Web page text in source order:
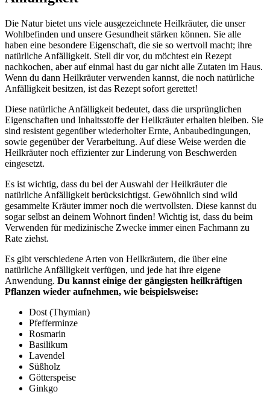
Die Natur bietet uns viele ausgezeichnete Heilkräuter, die unser
Wohlbefinden und unsere Gesundheit stärken können. Sie alle
haben eine besondere Eigenschaft, die sie so wertvoll macht; ihre
natürliche Anfälligkeit. Stell dir vor, du möchtest ein Rezept
nachkochen, aber auf einmal hast du gar nicht alle Zutaten im Haus.
Wenn du dann Heilkräuter verwenden kannst, die noch natürliche
Anfälligkeit besitzen, ist das Rezept sofort gerettet!
Diese natürliche Anfälligkeit bedeutet, dass die ursprünglichen
Eigenschaften und Inhaltsstoffe der Heilkräuter erhalten bleiben. Sie
sind resistent gegenüber wiederholter Ernte, Anbaubedingungen,
sowie gegenüber der Verarbeitung. Auf diese Weise werden die
Heilkräuter noch effizienter zur Linderung von Beschwerden
eingesetzt.
Es ist wichtig, dass du bei der Auswahl der Heilkräuter die
natürliche Anfälligkeit berücksichtigst. Gewöhnlich sind wild
gesammelte Kräuter immer noch die wertvollsten. Diese kannst du
sogar selbst an deinem Wohnort finden! Wichtig ist, dass du beim
Verwenden für medizinische Zwecke immer einen Fachmann zu
Rate ziehst.
Es gibt verschiedene Arten von Heilkräutern, die über eine
natürliche Anfälligkeit verfügen, und jede hat ihre eigene
Anwendung. Du kannst einige der gängigsten heilkräftigen
Pflanzen wieder aufnehmen, wie beispielsweise:
Dost (Thymian)
Pfefferminze
Rosmarin
Basilikum
Lavendel
Süßholz
Götterspeise
Ginkgo